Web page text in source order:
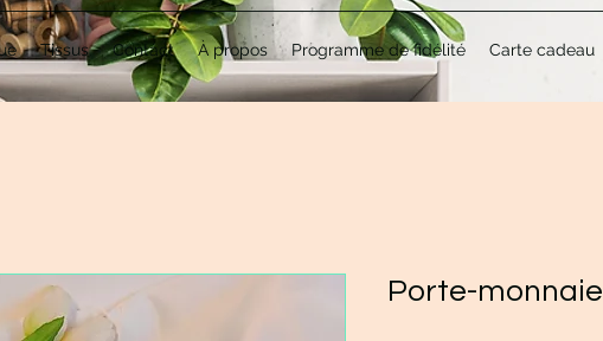
Tissus Contact À propos Programme de fidélité Carte cadeau
Porte-monnaie